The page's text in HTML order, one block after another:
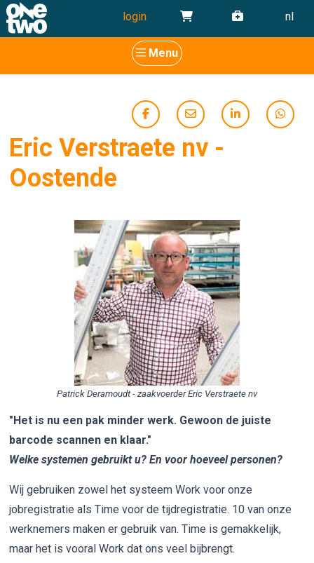
login nl
Menu
Eric Verstraete nv -
Oostende
Patrick Deramoudt - zaakvoerder Eric Verstraete nv
"Het is nu een pak minder werk. Gewoon de juiste
barcode scannen en klaar.​​​​​​"
Welke systemen gebruikt u? En voor hoeveel personen?
Wij gebruiken zowel het systeem Work voor onze
jobregistratie als Time voor de tijdregistratie. 10 van onze
werknemers maken er gebruik van. Time is gemakkelijk,
maar het is vooral Work dat ons veel bijbrengt.